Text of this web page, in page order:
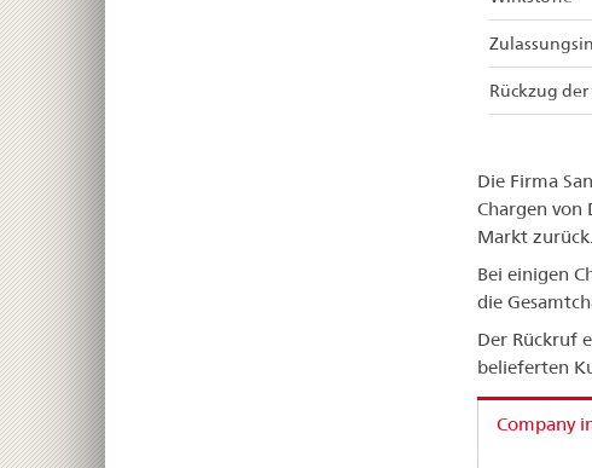
Rückzug
Die Firma
Chargen von
Markt zurück.
Bei einigen
die
Der Rückruf
belieferten
Company